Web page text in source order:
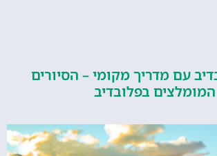
מקומי – הסיורים
בפלובדיב